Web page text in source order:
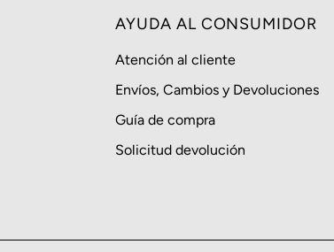
AYUDA AL CONSUMIDOR
Atención al cliente
Envíos, Cambios y Devoluciones
Guía de compra
Solicitud devolución